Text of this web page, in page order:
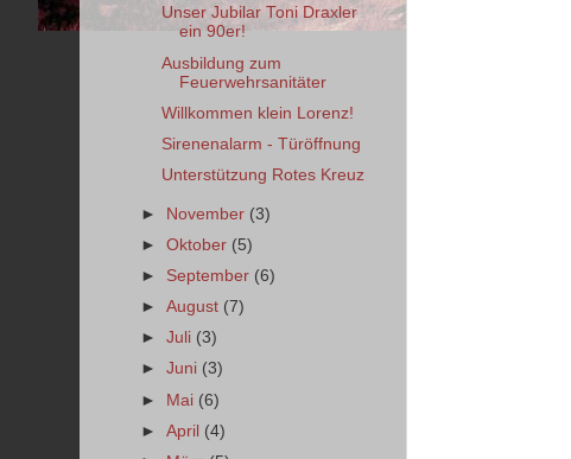
Unser Jubilar Toni Draxler
ein 90er!
Ausbildung zum
Feuerwehrsanitäter
Willkommen klein Lorenz!
Sirenenalarm - Türöffnung
Unterstützung Rotes Kreuz
► November (3)
►Oktober (5)
► September (6)
►August (7)
►Juli (3)
►Juni (3)
► Mai (6)
►April (4)